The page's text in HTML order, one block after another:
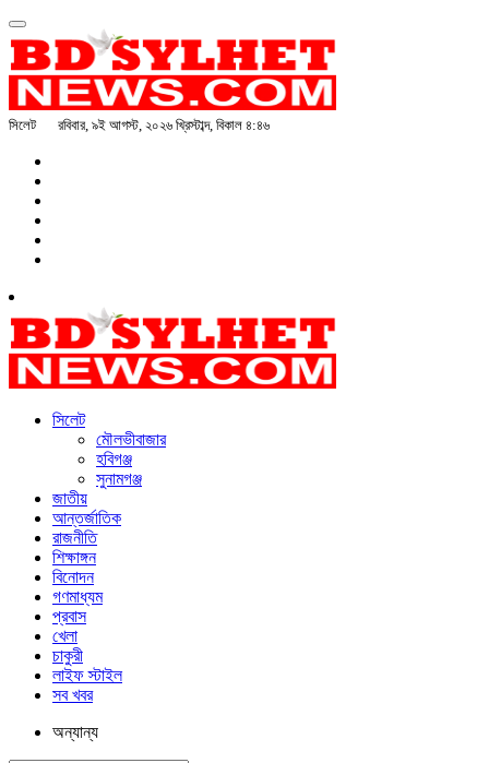
সিলেট রবিবার, ৯ই আগস্ট, ২০২৬ খ্রিস্টাব্দ, বিকাল ৪:৪৬
সিলেট
মৌলভীবাজার
হবিগঞ্জ
সুনামগঞ্জ
জাতীয়
আন্তর্জাতিক
রাজনীতি
শিক্ষাঙ্গন
বিনোদন
গণমাধ্যম
প্রবাস
খেলা
চাকুরী
লাইফ স্টাইল
সব খবর
অন্যান্য